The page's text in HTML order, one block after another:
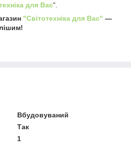
для Вас".
"Світотехніка для Вас" —
Вбудовуваний
Так
1